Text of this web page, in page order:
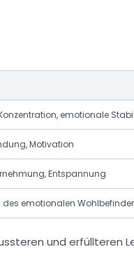
emotionale
Motivation
Entspannung
des emotionalen
und erfüllteren